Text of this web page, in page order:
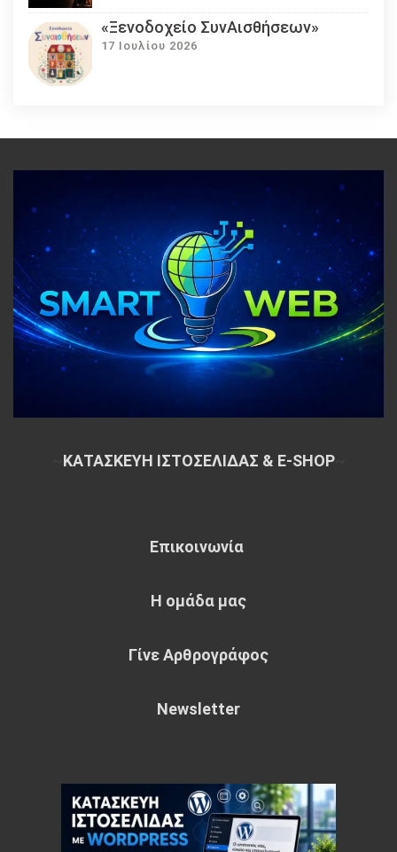
«Ξενοδοχείο ΣυνΑισθήσεων»
17 Ιουλίου 2026
ΚΑΤΑΣΚΕΥΗ ΙΣΤΟΣΕΛΙΔΑΣ & E-SHOP~
Επικοινωνία
Η ομάδα μας
Γίνε Αρθρογράφος
Newsletter